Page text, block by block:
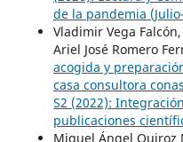
de la pandemia
Vladimir Vega
Ariel José Romero
acogida y
casa consultora conas
S2 (2022):
publicaciones
Miguel Ángel Quiroz